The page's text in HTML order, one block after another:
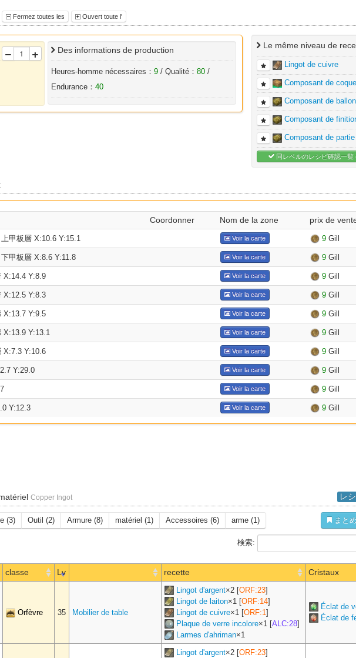
Fermez toutes les Ouvert toute l'
Des informations de production
Heures-homme nécessaires： 9/ Qualité： 80/
Endurance： 40
Le même niveau de
Lingot de cuivre
Composant de coque
Composant de ballon
Composant de
Composant de
同レベルのレシピ確認一覧
Coordonner Nom de la zone prix de
甲板層 X:10.6 Y:15.1 Voir la carte 9 Gill
甲板層 X:8.6 Y:11.8 Voir la carte 9 Gill
X:14.4 Y:8.9 Voir la carte 9 Gill
X:12.5 Y:8.3 Voir la carte 9 Gill
X:13.7 Y:9.5 Voir la carte 9 Gill
X:13.9 Y:13.1 Voir la carte 9 Gill
X:7.3 Y:10.6 Voir la carte 9 Gill
Y:29.0 Voir la carte 9 Gill
Voir la carte 9 Gill
Y:12.3 Voir la carte 9 Gill
Copper Ingot レ
(3) Outil (2) Armure (8) matériel (1) Accessoires (6) arme (1) まと
検索:
classe Lv recette Cristaux
Orfèvre 35 Mobilier de table
Lingot d'argent×2 [ORF:23]
Lingot de laiton×1 [ORF:14]
Lingot de cuivre×1 [ORF:1]
Plaque de verre incolore×1 [ALC:28]
Larmes d'ahriman×1
Éclat de
Éclat de
Lingot d'argent×2 [ORF:23]